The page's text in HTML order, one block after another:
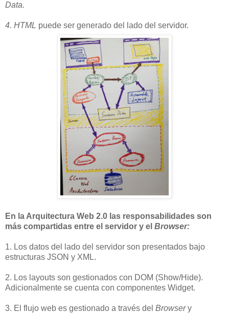
Data.
4. HTML puede ser generado del lado del servidor.
En la Arquitectura Web 2.0 las responsabilidades son
más compartidas entre el servidor y el Browser:
1. Los datos del lado del servidor son presentados bajo
estructuras JSON y XML.
2. Los layouts son gestionados con DOM (Show/Hide).
Adicionalmente se cuenta con componentes Widget.
3. El flujo web es gestionado a través del Browsery